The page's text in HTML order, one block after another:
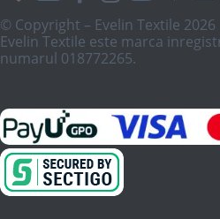
© Copyright – Evelin Textile 2026
Evelin Textile este marca
numarul 018772265.